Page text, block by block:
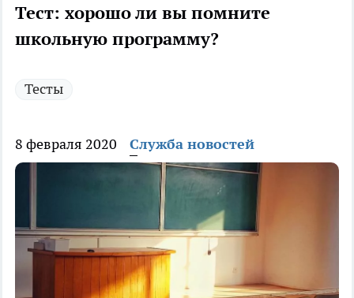
Тест: хорошо ли вы помните
школьную программу?
Тесты
8 февраля 2020 Служба новостей